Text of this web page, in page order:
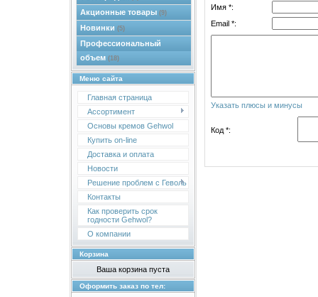
Акционные товары (9)
Новинки (5)
Профессиональный
объем (18)
Меню сайта
Главная страница
Ассортимент
Основы кремов Gehwol
Купить on-line
Доставка и оплата
Новости
Решение проблем с Геволь
Контакты
Как проверить срок
годности Gehwol?
О компании
Корзина
Ваша корзина пуста
Оформить заказ по тел:
Имя *:
Email *:
Указать плюсы и минусы
Код *: